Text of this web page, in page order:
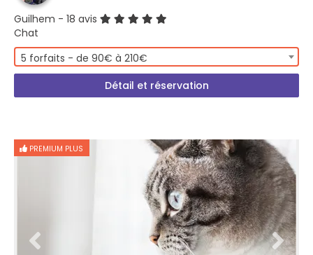
Guilhem - 18 avis
Chat
5 forfaits - de 90€ à 210€
Détail et réservation
PREMIUM PLUS